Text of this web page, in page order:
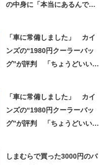
の中身に「本当にあるんです
「車に常備しました」 カイ
ンズの“1980円クーラーバッ
グ”が評判 「ちょうどいい大
「車に常備しました」 カイ
ンズの“1980円クーラーバッ
グ”が評判 「ちょうどいい大
しまむらで買った3000円のバ